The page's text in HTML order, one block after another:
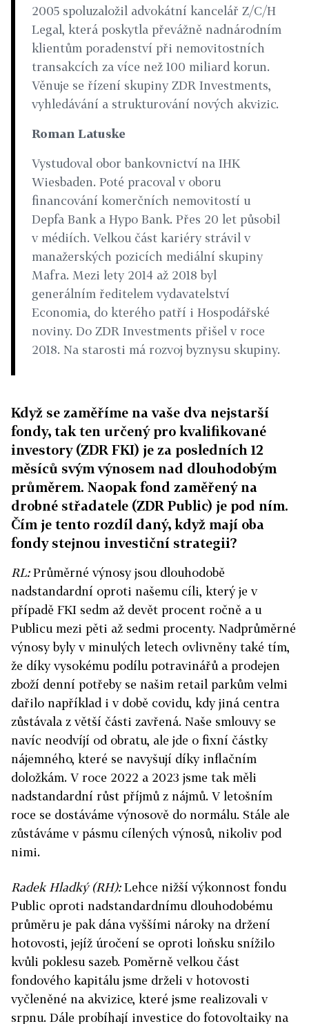
2005 spoluzaložil advokátní kancelář Z/C/H
Legal, která poskytla převážně nadnárodním
klientům poradenství při nemovitostních
transakcích za více než 100 miliard korun.
Věnuje se řízení skupiny ZDR Investments,
vyhledávání a strukturování nových akvizic.
Roman Latuske
Vystudoval obor bankovnictví na IHK
Wiesbaden. Poté pracoval v oboru
financování komerčních nemovitostí u
Depfa Bank a Hypo Bank. Přes 20 let působil
v médiích. Velkou část kariéry strávil v
manažerských pozicích mediální skupiny
Mafra. Mezi lety 2014 až 2018 byl
generálním ředitelem vydavatelství
Economia, do kterého patří i Hospodářské
noviny. Do ZDR Investments přišel v roce
2018. Na starosti má rozvoj byznysu skupiny.
Když se zaměříme na vaše dva nejstarší
fondy, tak ten určený pro kvalifikované
investory (ZDR FKI) je za posledních 12
měsíců svým výnosem nad dlouhodobým
průměrem. Naopak fond zaměřený na
drobné střadatele (ZDR Public) je pod ním.
Čím je tento rozdíl daný, když mají oba
fondy stejnou investiční strategii?
RL:Průměrné výnosy jsou dlouhodobě
nadstandardní oproti našemu cíli, který je v
případě FKI sedm až devět procent ročně a u
Publicu mezi pěti až sedmi procenty. Nadprůměrné
výnosy byly v minulých letech ovlivněny také tím,
že díky vysokému podílu potravinářů a prodejen
zboží denní potřeby se našim retail parkům velmi
dařilo například i v době covidu, kdy jiná centra
zůstávala z větší části zavřená. Naše smlouvy se
navíc neodvíjí od obratu, ale jde o fixní částky
nájemného, které se navyšují díky inflačním
doložkám. V roce 2022 a 2023 jsme tak měli
nadstandardní růst příjmů z nájmů. V letošním
roce se dostáváme výnosově do normálu. Stále ale
zůstáváme v pásmu cílených výnosů, nikoliv pod
nimi.
Radek Hladký (RH):Lehce nižší výkonnost fondu
Public oproti nadstandardnímu dlouhodobému
průměru je pak dána vyššími nároky na držení
hotovosti, jejíž úročení se oproti loňsku snížilo
kvůli poklesu sazeb. Poměrně velkou část
fondového kapitálu jsme drželi v hotovosti
vyčleněné na akvizice, které jsme realizovali v
srpnu. Dále probíhají investice do fotovoltaiky na